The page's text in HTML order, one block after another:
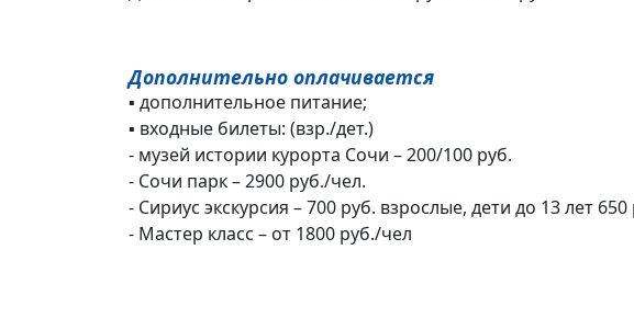
Дополнительно оплачивается
▪ дополнительное питание;
▪ входные билеты: (взр./дет.)
- музей истории курорта Сочи – 200/100 руб.
- Сочи парк – 2900 руб./чел.
- Сириус экскурсия – 700 руб. взрослые, дети до 13 лет 650
- Мастер класс – от 1800 руб./чел